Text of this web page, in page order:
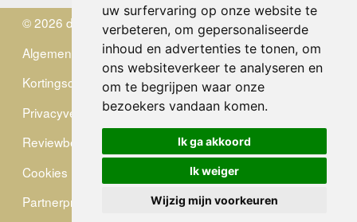
uw surfervaring op onze website te
verbeteren, om gepersonaliseerde
inhoud en advertenties te tonen, om
ons websiteverkeer te analyseren en
om te begrijpen waar onze
bezoekers vandaan komen.
Ik ga akkoord
Ik weiger
Wijzig mijn voorkeuren
© 2026 de Zwerver
Algemene Voorwaarden
Kortingscode
Privacyverklaring
Reviewbeleid
Cookies
Partnerprogramma